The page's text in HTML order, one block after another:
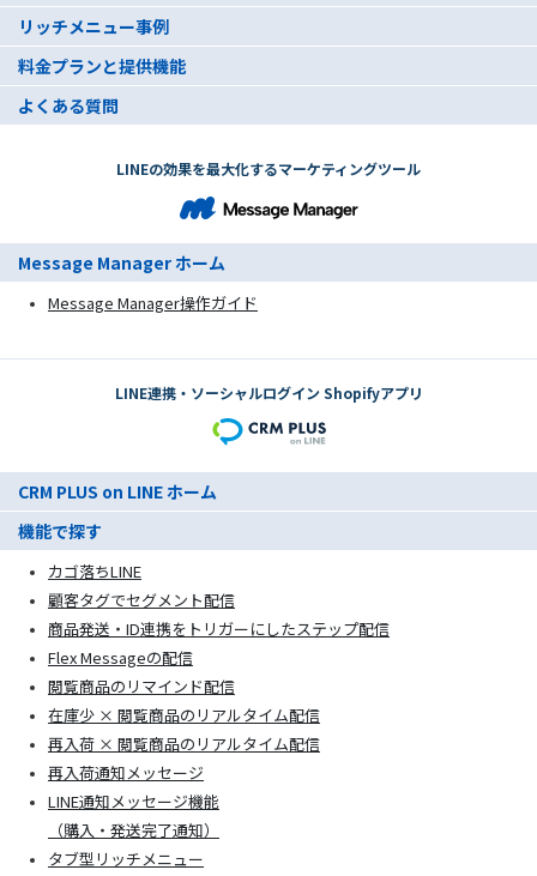
リッチメニュー事例
料金プランと提供機能
よくある質問
LINEの効果を最大化するマーケティングツール
Message Manager ホーム
Message Manager操作ガイド
LINE連携・ソーシャルログイン Shopifyアプリ
CRM PLUS on LINE ホーム
機能で探す
カゴ落ちLINE
顧客タグでセグメント配信
商品発送・ID連携をトリガーにしたステップ配信
Flex Messageの配信
閲覧商品のリマインド配信
在庫少 × 閲覧商品のリアルタイム配信
再入荷 × 閲覧商品のリアルタイム配信
再入荷通知メッセージ
LINE通知メッセージ機能
（購入・発送完了通知）
タブ型リッチメニュー